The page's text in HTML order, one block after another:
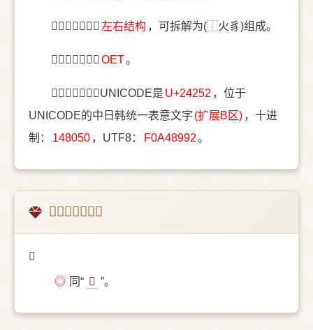
〔𤉒〕字结构是 左右结构 ，可拆解为(⿰火豸)组成。
〔𤉒〕字五笔是 OET。
〔𤉒〕字统一码UNICODE是 U+24252 ，位于
UNICODE的中日韩统一表意文字 (扩展B区) ，十进
制：
148050 ，UTF8： F0A48992。
𤉒的越南字释义
𤉒
◎ 同“ 𤋵 ”。